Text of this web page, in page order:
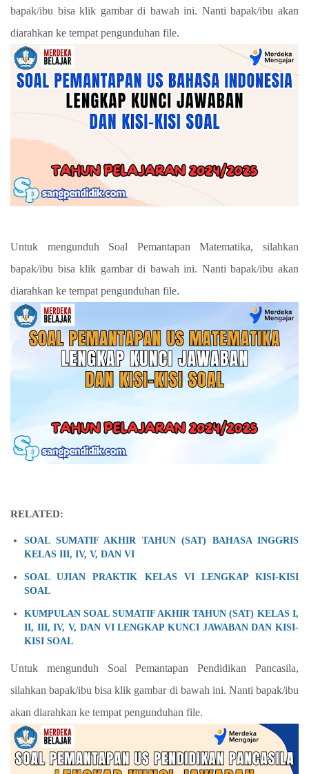
bapak/ibu bisa klik gambar di bawah ini. Nanti bapak/ibu akan
diarahkan ke tempat pengunduhan file.
Untuk mengunduh Soal Pemantapan Matematika, silahkan
bapak/ibu bisa klik gambar di bawah ini. Nanti bapak/ibu akan
diarahkan ke tempat pengunduhan file.
RELATED:
SOAL SUMATIF AKHIR TAHUN (SAT) BAHASA INGGRIS
KELAS III, IV, V, DAN VI
SOAL UJIAN PRAKTIK KELAS VI LENGKAP KISI-KISI
SOAL
KUMPULAN SOAL SUMATIF AKHIR TAHUN (SAT) KELAS I,
II, III, IV, V, DAN VI LENGKAP KUNCI JAWABAN DAN KISI-
KISI SOAL
Untuk mengunduh Soal Pemantapan Pendidikan Pancasila,
silahkan bapak/ibu bisa klik gambar di bawah ini. Nanti bapak/ibu
akan diarahkan ke tempat pengunduhan file.